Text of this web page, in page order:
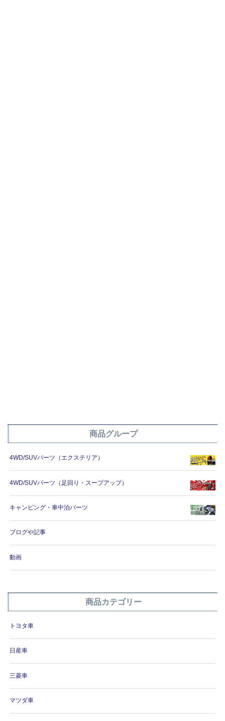
商品グループ
4WD/SUVパーツ（エクステリア）
4WD/SUVパーツ（足回り・スープアップ）
キャンピング・車中泊パーツ
ブログや記事
動画
商品カテゴリー
トヨタ車
日産車
三菱車
マツダ車